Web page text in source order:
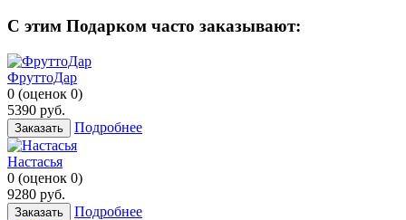
C этим Подарком часто заказывают:
ФруттоДар
0 (оценок 0)
5390 руб.
Заказать Подробнее
Настасья
0 (оценок 0)
9280 руб.
Заказать Подробнее